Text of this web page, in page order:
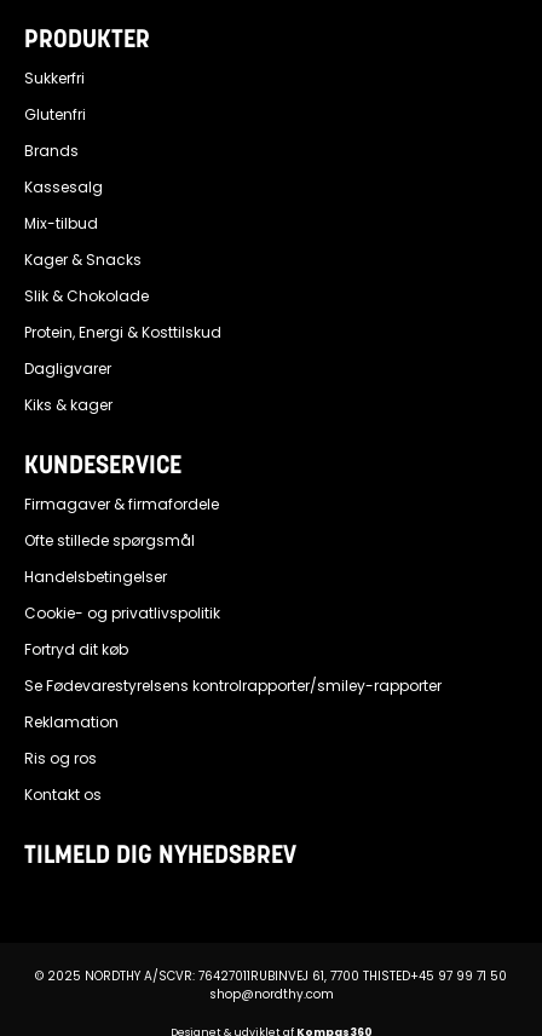
PRODUKTER
Sukkerfri
Glutenfri
Brands
Kassesalg
Mix-tilbud
Kager & Snacks
Slik & Chokolade
Protein, Energi & Kosttilskud
Dagligvarer
Kiks & kager
KUNDESERVICE
Firmagaver & firmafordele
Ofte stillede spørgsmål
Handelsbetingelser
Cookie- og privatlivspolitik
Fortryd dit køb
Se Fødevarestyrelsens kontrolrapporter/smiley-rapporter
Reklamation
Ris og ros
Kontakt os
TILMELD DIG NYHEDSBREV
© 2025 NORDTHY A/SCVR: 76427011RUBINVEJ 61, 7700 THISTED+45 97 99 71 50
shop@nordthy.com
Designet & udviklet af Kompas360